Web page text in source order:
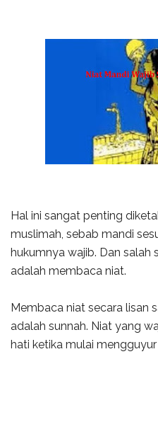
Hal ini sangat penting
muslimah, sebab mandi
hukumnya wajib. Dan salah
adalah membaca niat.
Membaca niat secara lisan
adalah sunnah. Niat yang
hati ketika mulai mengguyur